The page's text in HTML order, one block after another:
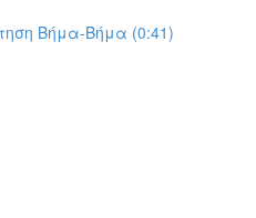
Βήμα-Βήμα (0:41)